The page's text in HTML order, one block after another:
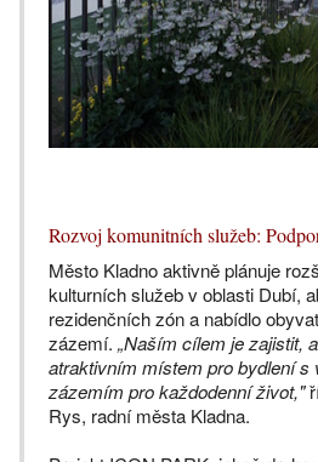
Rozvoj komunitních služeb:
Město Kladno aktivně plánuje
kulturních služeb v oblasti Dubí,
rezidenčních zón a nabídlo
zázemí. „Naším cílem je zajistit,
atraktivním místem pro bydlení s
zázemím pro každodenní život,"
Rys, radní města Kladna.